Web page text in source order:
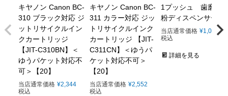
キヤノン Canon BC-
310 ブラック対応 ジ
ットリサイクルイン
クカートリッジ
【JIT-C310BN】＜
ゆうパケット対応不
可＞【20】
当店通常価格 ¥2,344
税込
キヤノン Canon BC-
311 カラー対応 ジッ
トリサイクルインク
カートリッジ 【JIT-
C311CN】＜ゆうパ
ケット対応不可＞
【20】
当店通常価格 ¥2,552
税込
1プッシュ 歯磨き
粉ディスペンサー
当店通常価格 ¥1,078
税込
詳細を見る